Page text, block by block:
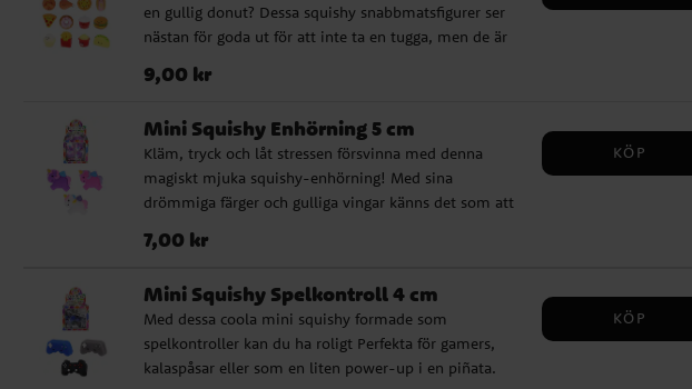
en gullig donut? Dessa squishy snabbmatsfigurer ser
nästan för goda ut för att inte ta en tugga, men de är
stresslindring, lek eller som en rolig liten gåva. Lägg en
en daglig dos mjuk och skojig underhållning! Säljs
osorterade och styckvis. Ej lämpliga för barn under 3
år.
Pris:9,00 kr
9,00 kr
Mini Squishy Enhörning 5 cm
Kläm, tryck och låt stressen försvinna med denna
magiskt mjuka squishy-enhörning! Med sina
drömmiga färger och gulliga vingar känns det som att
avkoppling och som en förtrollande liten present till
styckvis. Ej lämpliga för barn under 3 år.
Pris:7,00 kr
7,00 kr
KÖP
Mini Squishy Spelkontroll 4 cm
Med dessa coola mini squishy formade som
spelkontroller kan du ha roligt Perfekta för gamers,
kalaspåsar eller som en liten power-up i en piñata.
KÖP